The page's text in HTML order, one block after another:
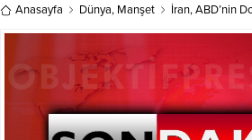
Anasayfa Dünya, Manşet İran, ABD’nin